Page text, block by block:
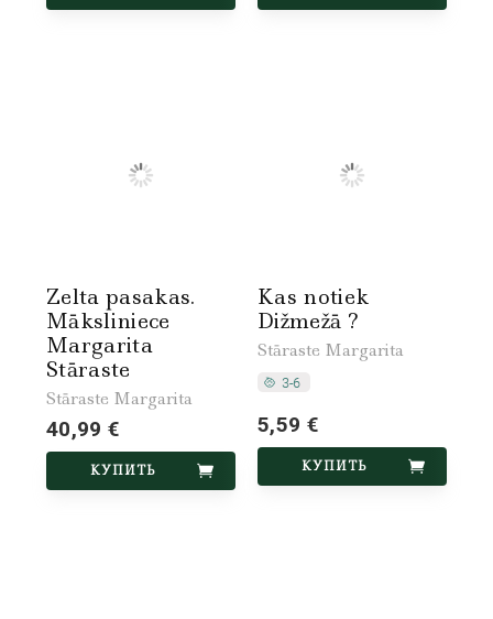
Zelta pasakas.
Māksliniece
Margarita
Stāraste
Stāraste Margarita
40,99 €
КУПИТЬ
Kas notiek
Dižmežā ?
Stāraste Margarita
5,59 €
КУПИТЬ